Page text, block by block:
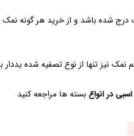
شده باشد و از خرید هر گونه نمک
نیز تنها از نوع تصفیه شده یددار
در انواع بسته ها مراجعه کنید